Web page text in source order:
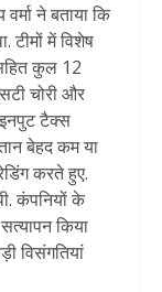
ने बताया कि
टीमों में विशेष
कुल 12
चोरी और
टैक्स
बेहद कम या
करते हुए.
कंपनियों के
किया
विसंगतियां